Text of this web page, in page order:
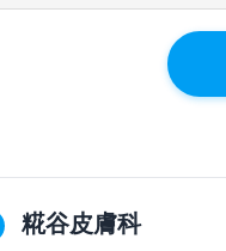
糀谷皮膚科